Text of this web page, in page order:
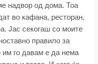
надвор од дома. Тоа
во кафана, ресторан,
Јас секогаш со моите
правило за
им го давам е да нема